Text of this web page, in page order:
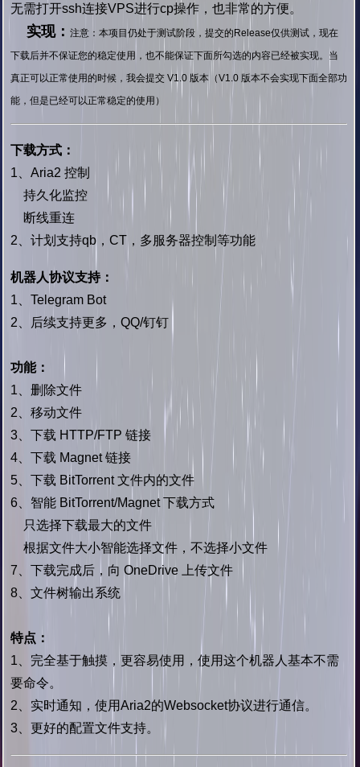
无需打开ssh连接VPS进行cp操作，也非常的方便。
实现： 注意：本项目仍处于测试阶段，提交的Release仅供测试，现在
下载后并不保证您的稳定使用，也不能保证下面所勾选的内容已经被实现。当
真正可以正常使用的时候，我会提交 V1.0 版本（V1.0 版本不会实现下面全部功
能，但是已经可以正常稳定的使用）
下载方式：
1、Aria2 控制
持久化监控
断线重连
2、计划支持qb，CT，多服务器控制等功能
机器人协议支持：
1、Telegram Bot
2、后续支持更多，QQ/钉钉
功能：
1、删除文件
2、移动文件
3、下载 HTTP/FTP 链接
4、下载 Magnet 链接
5、下载 BitTorrent 文件内的文件
6、智能 BitTorrent/Magnet 下载方式
只选择下载最大的文件
根据文件大小智能选择文件，不选择小文件
7、下载完成后，向 OneDrive 上传文件
8、文件树输出系统
特点：
1、完全基于触摸，更容易使用，使用这个机器人基本不需
要命令。
2、实时通知，使用Aria2的Websocket协议进行通信。
3、更好的配置文件支持。